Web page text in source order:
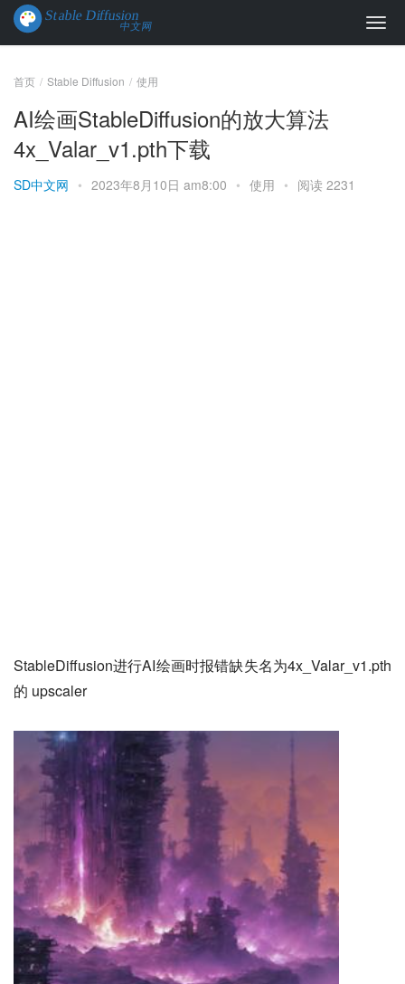
首页 Stable Diffusion 使用
AI绘画StableDiffusion的放大算法
4x_Valar_v1.pth下载
SD中文网 • 2023年8月10日 am8:00 • 使用 • 阅读 2231
StableDiffusion进行AI绘画时报错缺失名为4x_Valar_v1.pth
的 upscaler